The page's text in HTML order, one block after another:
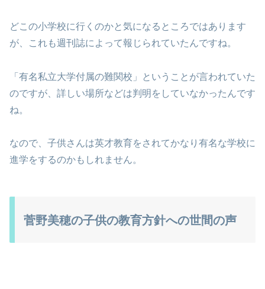
どこの小学校に行くのかと気になるところではあります
が、これも週刊誌によって報じられていたんですね。
「有名私立大学付属の難関校」ということが言われていた
のですが、詳しい場所などは判明をしていなかったんです
ね。
なので、子供さんは英才教育をされてかなり有名な学校に
進学をするのかもしれません。
菅野美穂の子供の教育方針への世間の声